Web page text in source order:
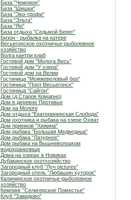
База "Чемпион"
База "Шишки"
База "Эко-трофи"
База "Эльта"
База "Яр"
База отдыха "Седьмой Берег"
Бизон - рыбалка на катере
Весьегонское охотничье-рыболовное
хозяйство
Волга кантри клаб
Гостевой дом "Молога Весь"
Гостевой дом "У озера"
Гостевой дом на Велии
Гостиница "Можжевеловый бор"
Гостиница "Порт Весьегонск"
Гостиница "Сайгон"
Дом (д.Старое Комарно)
Дом в деревне Противье
Дом на Мологе
Дом отдыха "Екатерининская Слобода"
Дом охотника и рыбака на озере Охват
Дом приемов "Хижина"
Дом рыбака "Большая Медведица"
Дом рыбака "Лазурное"
Дом рыбака на Вышневолоцком
водохранилище
Дома на озерах в Новиках
Дубакинское охотхозяйство
Загородный клуб "Луч pictures"
Загородный отель "Любашин хуторок"
Калининское охотничье-рыболовное
хозяйство
Кемпинг "Селигерское Поместье"
Клуб "Завидово"